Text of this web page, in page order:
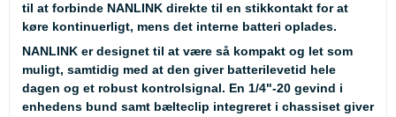
til at forbinde NANLINK direkte til en stikkontakt for at
køre kontinuerligt, mens det interne batteri oplades.
NANLINK er designet til at være så kompakt og let som
muligt, samtidig med at den giver batterilevetid hele
dagen og et robust kontrolsignal. En 1/4"-20 gevind i
enhedens bund samt bælteclip integreret i chassiset giver